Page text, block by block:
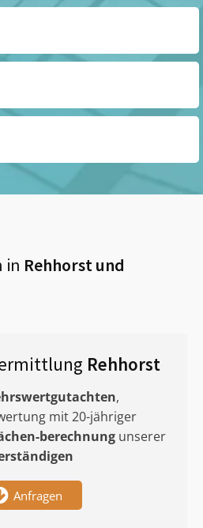
in Rehhorstund
Rehhorst
,
mit 20-jähriger
berechnung unserer
Anfragen